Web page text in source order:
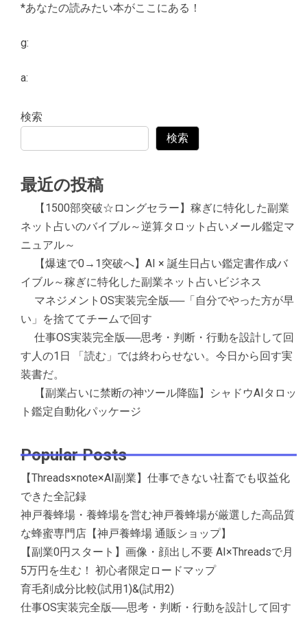
*あなたの読みたい本がここにある！
g:
a:
検索
検索
最近の投稿
【1500部突破☆ロングセラー】稼ぎに特化した副業
ネット占いのバイブル～逆算タロット占いメール鑑定マ
ニュアル～
【爆速で0→1突破へ】AI × 誕生日占い鑑定書作成バ
イブル～稼ぎに特化した副業ネット占いビジネス
マネジメントOS実装完全版──「自分でやった方が早
い」を捨ててチームで回す
仕事OS実装完全版──思考・判断・行動を設計して回
す人の1日 「読む」では終わらせない。今日から回す実
装書だ。
【副業占いに禁断の神ツール降臨】シャドウAIタロッ
ト鑑定自動化パッケージ
Popular Posts
【Threads×note×AI副業】仕事できない社畜でも収益化
できた全記録
神戸養蜂場・養蜂場を営む神戸養蜂場が厳選した高品質
な蜂蜜専門店【神戸養蜂場 通販ショップ】
【副業0円スタート】画像・顔出し不要 AI×Threadsで月
5万円を生む！ 初心者限定ロードマップ
育毛剤成分比較(試用1)&(試用2)
仕事OS実装完全版──思考・判断・行動を設計して回す